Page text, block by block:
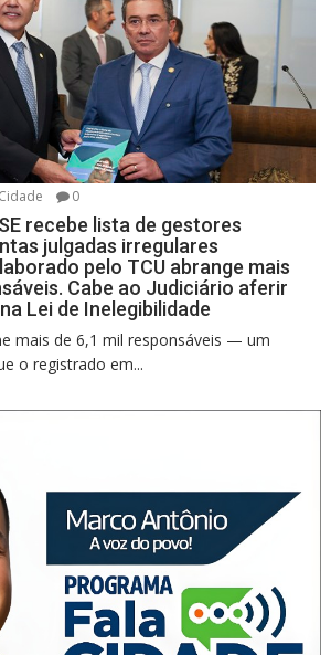
0
recebe lista de gestores
julgadas irregulares
pelo TCU abrange mais
Cabe ao Judiciário aferir
Lei de Inelegibilidade
mais de 6,1 mil responsáveis — um
o registrado em...